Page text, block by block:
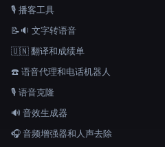
🎙️ 播客工具
📝🔉 文字转语音
🇺🇳 翻译和成绩单
☎️ 语音代理和电话机器人
🎙️ 语音克隆
🔊 音效生成器
🎧 音频增强器和人声去除